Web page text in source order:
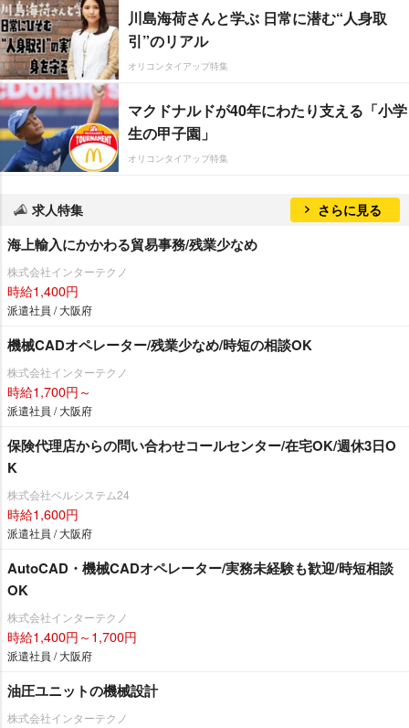
ージとなる。28日は午後5時30分
から、29日と30日は午後4時時30
分から生放送される。各公演、翌
日まで見逃し配信を行う。
川島海荷さんと学ぶ 日常に潜む“人身取
引”のリアル
オリコンタイアップ特集
マクドナルドが40年にわたり支える「小学
生の甲子園」
オリコンタイアップ特集
求人特集 さらに見る
海上輸入にかかわる貿易事務/残業少なめ
株式会社インターテクノ
時給1,400円
派遣社員 / 大阪府
機械CADオペレーター/残業少なめ/時短の相談OK
株式会社インターテクノ
時給1,700円～
派遣社員 / 大阪府
保険代理店からの問い合わせコールセンター/在宅OK/週休3日O
K
株式会社ベルシステム24
時給1,600円
派遣社員 / 大阪府
AutoCAD・機械CADオペレーター/実務未経験も歓迎/時短相談
OK
株式会社インターテクノ
時給1,400円～1,700円
派遣社員 / 大阪府
油圧ユニットの機械設計
株式会社インターテクノ